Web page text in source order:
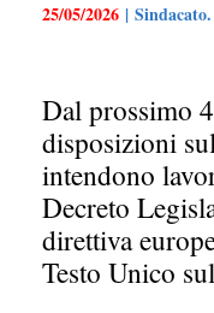
25/05/2026 | Sindacato.
Dal prossimo
disposizioni
intendono
Decreto
direttiva
Testo Unico